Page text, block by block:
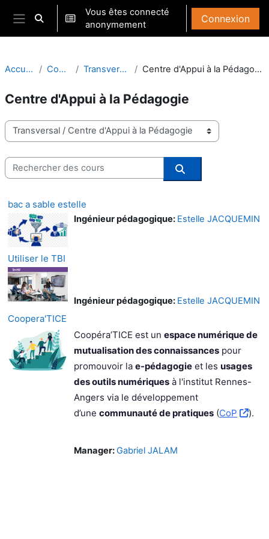
Passer au contenu principal
Panneau latéral
Activer/désactiver la saisie de recherche
Vous êtes connecté
anonymement
Connexion
Accueil Cours Transversal Centre d'Appui à la Pédagogie
Centre d'Appui à la Pédagogie
Catégories de cours
Rechercher des cours
Rechercher des
bac a sable estelle
Ingénieur pédagogique: Estelle JACQUEMIN
Utiliser le TBI
Ingénieur pédagogique: Estelle JACQUEMIN
Coopera'TICE
Coopéra’TICE est un espace numérique de
mutualisation des connaissances pour
promouvoir la e-pédagogie et les usages
des outils numériques à l'institut Rennes-
Angers via le développement
d’une communauté de pratiques (CoP ).
Manager:Gabriel JALAM